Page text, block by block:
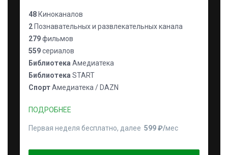
48 Киноканалов
2 Познавательных и развлекательных канала
279фильмов
559сериалов
Библиотека Амедиатека
Библиотека START
СпортАмедиатека / DAZN
ПОДРОБНЕЕ
Первая неделя бесплатно, далее 599 ₽⁠/⁠мес